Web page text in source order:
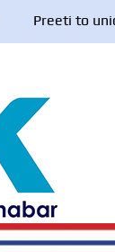
Preeti to